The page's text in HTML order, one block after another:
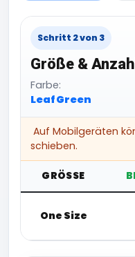
Schritt 2 von 3
Größe &
Farbe:
Leaf Green
Auf Mobilgeräten
schieben.
GRÖSSE
One Size